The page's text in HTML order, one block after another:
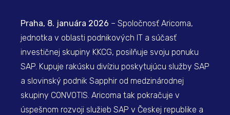
Praha, 8. januára 2026 – Spoločnosť Aricoma,
jednotka v oblasti podnikových IT a súčasť
investičnej skupiny KKCG, posilňuje svoju ponuku
SAP. Kupuje rakúsku divíziu poskytujúcu služby SAP
a slovinský podnik Sapphir od medzinárodnej
skupiny CONVOTIS. Aricoma tak pokračuje v
úspešnom rozvoji služieb SAP v Českej republike a